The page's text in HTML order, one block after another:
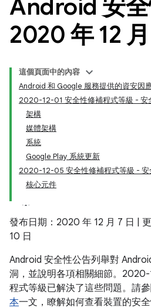
Android 安
2020 年 12 月
這個頁面中的內容
Android 和 Google 服務提供的資安因
2020-12-01 安全性修補程式等級 - 安
架構
媒體架構
系統
Google Play 系統更新
2020-12-05 安全性修補程式等級 - 安
核心元件
發布日期：2020 年 12 月 7 日 |
10 日
Android 安全性公告列舉對
洞，並說明各項相關細節。
程式等級已解決了這些問題。請
本一文，瞭解如何查看裝置的安全